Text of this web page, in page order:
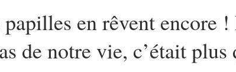
en rêvent encore
de notre vie, c’était